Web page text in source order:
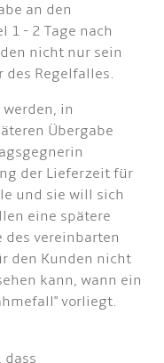
an den
1 - 2 Tage nach
nicht nur sein
Regelfalles.
in
Übergabe
der Lieferzeit für
und sie will sich
eine spätere
des vereinbarten
den Kunden nicht
kann, wann ein
vorliegt.
dass